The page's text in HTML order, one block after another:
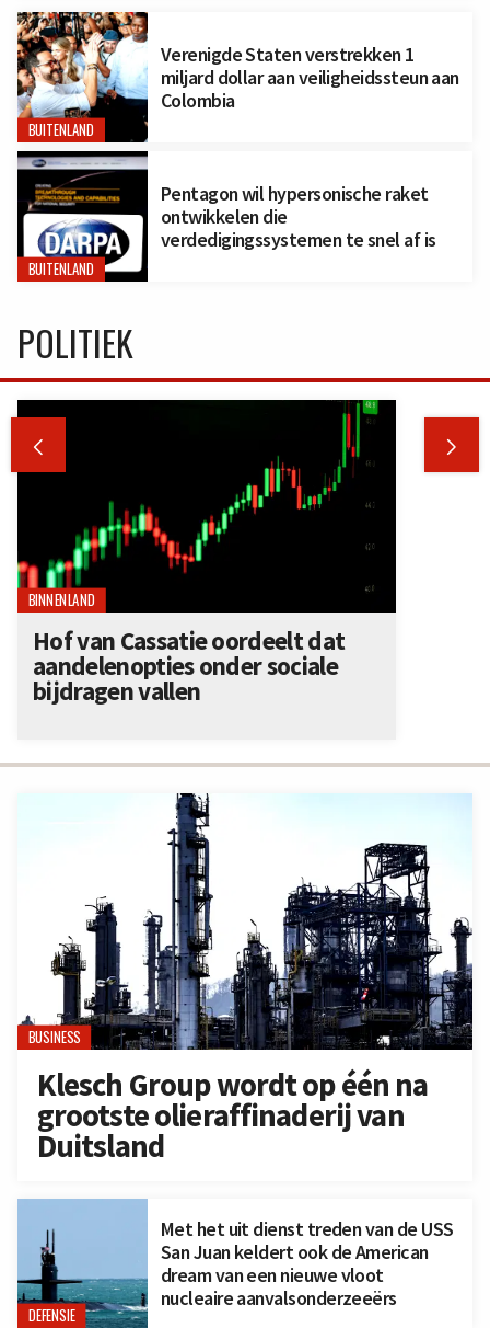
BUITENLAND
Verenigde Staten verstrekken 1
miljard dollar aan veiligheidssteun aan
Colombia
BUITENLAND
Pentagon wil hypersonische raket
ontwikkelen die
verdedigingssystemen te snel af is
BUSINESS
Klesch Group wordt op één na
grootste olieraffinaderij van
Duitsland
DEFENSIE
Met het uit dienst treden van de USS
San Juan keldert ook de American
dream van een nieuwe vloot
nucleaire aanvalsonderzeeërs
POLITIEK
 
BINNENLAND
Hof van Cassatie oordeelt dat
aandelenopties onder sociale
bijdragen vallen